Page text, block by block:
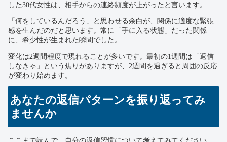
した30代女性は、相手からの連絡頻度が上がったと言います。
「何をしているんだろう」と思わせる余白が、関係に適度な緊張
感を生んだのだと思います。常に「手に入る状態」だった関係
に、希少性が生まれた瞬間でした。
変化は2週間程度で現れることが多いです。最初の1週間は「返信
しなきゃ」という焦りがありますが、2週間を過ぎると周囲の反応
が変わり始めます。
あなたの返信パターンを振り返ってみ
ませんか